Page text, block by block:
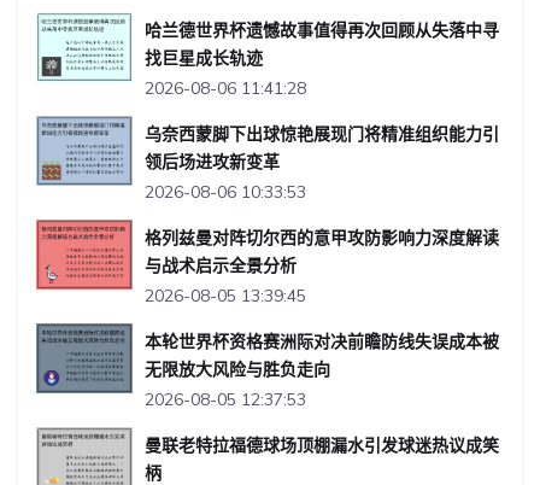
哈兰德世界杯遗憾故事值得再次回顾从失落中寻
找巨星成长轨迹
2026-08-06 11:41:28
乌奈西蒙脚下出球惊艳展现门将精准组织能力引
领后场进攻新变革
2026-08-06 10:33:53
格列兹曼对阵切尔西的意甲攻防影响力深度解读
与战术启示全景分析
2026-08-05 13:39:45
本轮世界杯资格赛洲际对决前瞻防线失误成本被
无限放大风险与胜负走向
2026-08-05 12:37:53
曼联老特拉福德球场顶棚漏水引发球迷热议成笑
柄